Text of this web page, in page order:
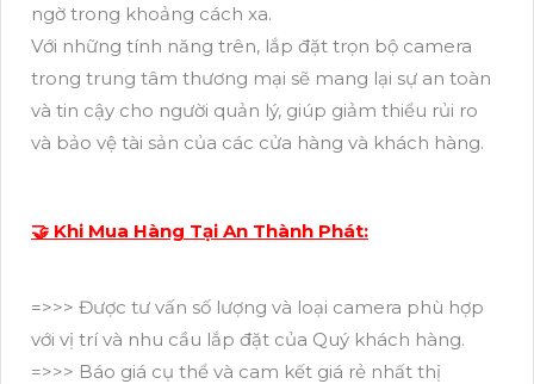
ngờ trong khoảng cách xa.
Với những tính năng trên, lắp đặt trọn bộ camera
trong trung tâm thương mại sẽ mang lại sự an toàn
và tin cậy cho người quản lý, giúp giảm thiểu rủi ro
và bảo vệ tài sản của các cửa hàng và khách hàng.
🤝 Khi Mua Hàng Tại An Thành Phát:
=>>> Được tư vấn số lượng và loại camera phù hợp
với vị trí và nhu cầu lắp đặt của Quý khách hàng.
=>>> Báo giá cụ thể và cam kết giá rẻ nhất thị